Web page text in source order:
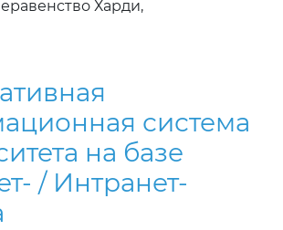
Харди,
система
на базе
/ Интранет-